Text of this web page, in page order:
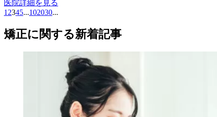
医院詳細を見る
1 2345...102030...
矯正に関する新着記事